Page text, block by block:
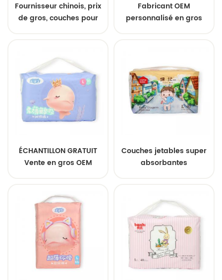
Fournisseur chinois, prix
de gros, couches pour
pour bébé de qualité A
Fabricant OEM
personnalisé en gros
ÉCHANTILLON GRATUIT
Vente en gros OEM
haute qualité Couches
pour bébé douces
Couches jetables super
absorbantes
douces, prix de gros